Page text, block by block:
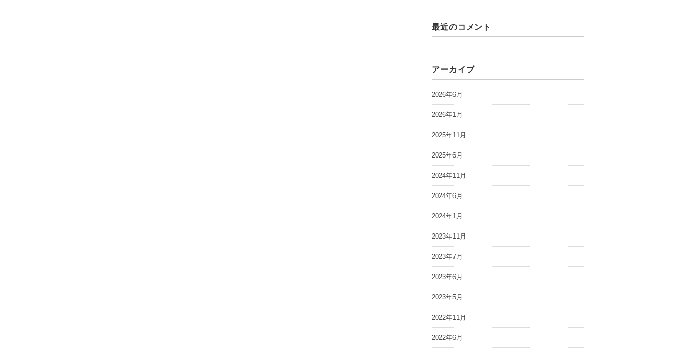
最近のコメント
アーカイブ
2026年6月
2026年1月
2025年11月
2025年6月
2024年11月
2024年6月
2024年1月
2023年11月
2023年7月
2023年6月
2023年5月
2022年11月
2022年6月